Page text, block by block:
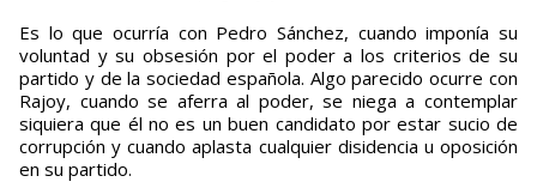
Es lo que ocurría con Pedro Sánchez, cuando imponía su
voluntad y su obsesión por el poder a los criterios de su
partido y de la sociedad española. Algo parecido ocurre con
Rajoy, cuando se aferra al poder, se niega a contemplar
siquiera que él no es un buen candidato por estar sucio de
corrupción y cuando aplasta cualquier disidencia u oposición
en su partido.